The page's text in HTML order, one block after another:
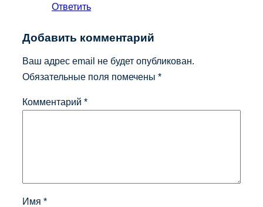
Ответить
Добавить комментарий
Ваш адрес email не будет опубликован.
Обязательные поля помечены *
Комментарий *
Имя *